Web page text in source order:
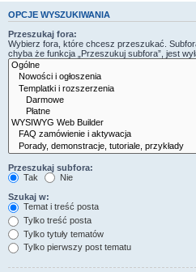
OPCJE WYSZUKIWANIA
Przeszukaj fora:
Wybierz fora, które chcesz przeszukać.
chyba że funkcja „Przeszukuj subfora”, jest
Przeszukaj subfora:
Tak
Nie
Szukaj w:
Temat i treść posta
Tylko treść posta
Tylko tytuły tematów
Tylko pierwszy post tematu